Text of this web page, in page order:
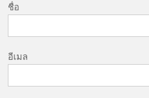
ชื่อ
อีเมล